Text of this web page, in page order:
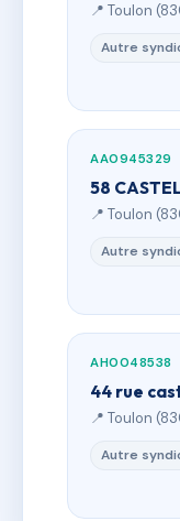
📍 Toulon
Autre
AA0945329
58
📍 Toulon
Autre
AH0048538
44 rue
📍 Toulon
Autre